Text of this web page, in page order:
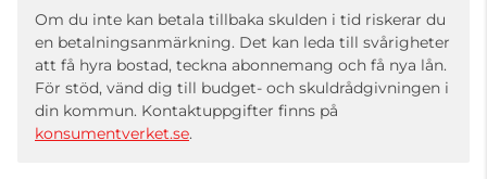
Om du inte kan betala tillbaka skulden i tid riskerar du
en betalningsanmärkning. Det kan leda till svårigheter
att få hyra bostad, teckna abonnemang och få nya lån.
För stöd, vänd dig till budget- och skuldrådgivningen i
din kommun. Kontaktuppgifter finns på
konsumentverket.se.